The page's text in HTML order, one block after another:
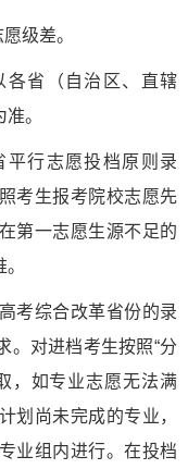
级差。
各省（自治区、直辖
。
平行志愿投档原则录
考生报考院校志愿先
第一志愿生源不足的
考综合改革省份的录
。对进档考生按照“分
，如专业志愿无法满
划尚未完成的专业，
业组内进行。在投档